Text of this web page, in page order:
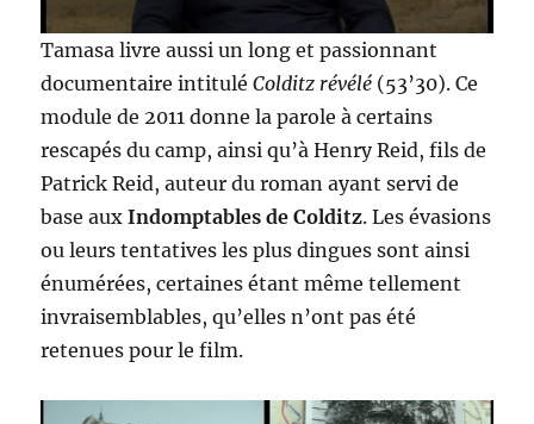
Tamasa livre aussi un long et passionnant
documentaire intituléColditz révélé (53’30). Ce
module de 2011 donne la parole à certains
rescapés du camp, ainsi qu’à Henry Reid, fils de
Patrick Reid, auteur du roman ayant servi de
base aux Indomptables de Colditz. Les évasions
ou leurs tentatives les plus dingues sont ainsi
énumérées, certaines étant même tellement
invraisemblables, qu’elles n’ont pas été
retenues pour le film.